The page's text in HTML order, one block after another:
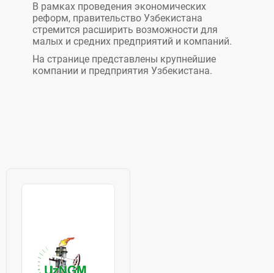
В рамках проведения экономических
реформ, правительство Узбекистана
стремится расширить возможности для
малых и средних предприятий и компаний.
На странице представлены крупнейшие
компании и предприятия Узбекистана.